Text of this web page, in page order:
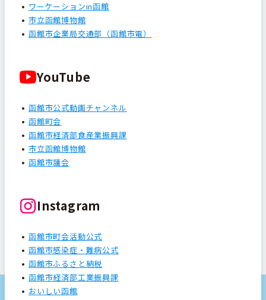
ワーケーションin函館
市立函館博物館
函館市企業局交通部（函館市電）
YouTube
函館市公式動画チャンネル
函館町会
函館市経済部食産業振興課
市立函館博物館
函館市議会
Instagram
函館市町会活動公式
函館市感染症・難病公式
函館市ふるさと納税
函館市経済部工業振興課
おいしい函館